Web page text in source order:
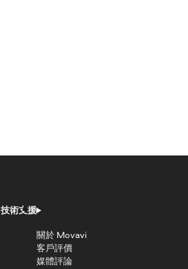
技術支援
關於 Movavi
客戶評價
媒體評論